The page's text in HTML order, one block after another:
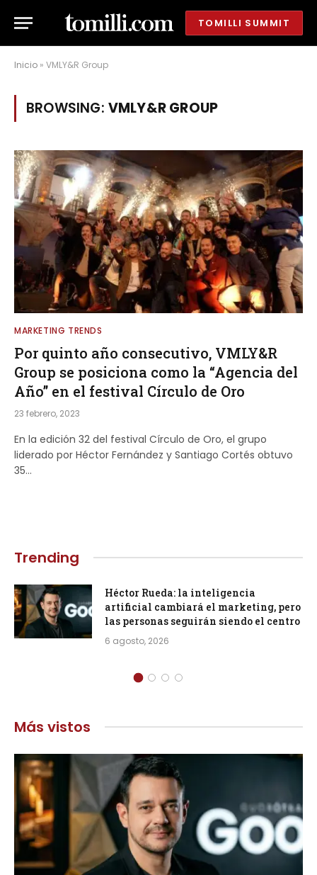
TOMILLI SUMMIT
Inicio » VMLY&R Group
BROWSING: VMLY&R GROUP
MARKETING TRENDS
Por quinto año consecutivo, VMLY&R
Group se posiciona como la “Agencia del
Año” en el festival Círculo de Oro
23 febrero, 2023
En la edición 32 del festival Círculo de Oro, el grupo
liderado por Héctor Fernández y Santiago Cortés obtuvo
35…
Trending
Héctor Rueda: la inteligencia
artificial cambiará el marketing, pero
las personas seguirán siendo el centro
6 agosto, 2026
Más vistos